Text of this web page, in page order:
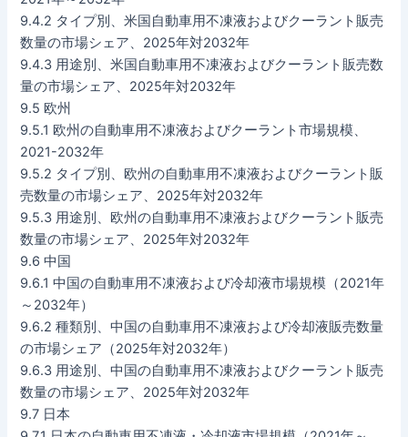
9.4.2 タイプ別、米国自動車用不凍液およびクーラント販売
数量の市場シェア、2025年対2032年
9.4.3 用途別、米国自動車用不凍液およびクーラント販売数
量の市場シェア、2025年対2032年
9.5 欧州
9.5.1 欧州の自動車用不凍液およびクーラント市場規模、
2021-2032年
9.5.2 タイプ別、欧州の自動車用不凍液およびクーラント販
売数量の市場シェア、2025年対2032年
9.5.3 用途別、欧州の自動車用不凍液およびクーラント販売
数量の市場シェア、2025年対2032年
9.6 中国
9.6.1 中国の自動車用不凍液および冷却液市場規模（2021年
～2032年）
9.6.2 種類別、中国の自動車用不凍液および冷却液販売数量
の市場シェア（2025年対2032年）
9.6.3 用途別、中国の自動車用不凍液およびクーラント販売
数量の市場シェア、2025年対2032年
9.7 日本